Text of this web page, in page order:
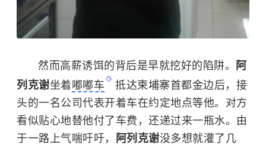
然而高薪诱饵的背后是早就挖好的陷阱。
阿
列克谢坐着嘟嘟车
抵达柬埔寨首都金边后，接
头的一名公司代表开着车在约定地点等他。对方
看似贴心地替他付了车费，还递过来一瓶水。由
于一路上气喘吁吁，
阿列克谢没多想就灌了几